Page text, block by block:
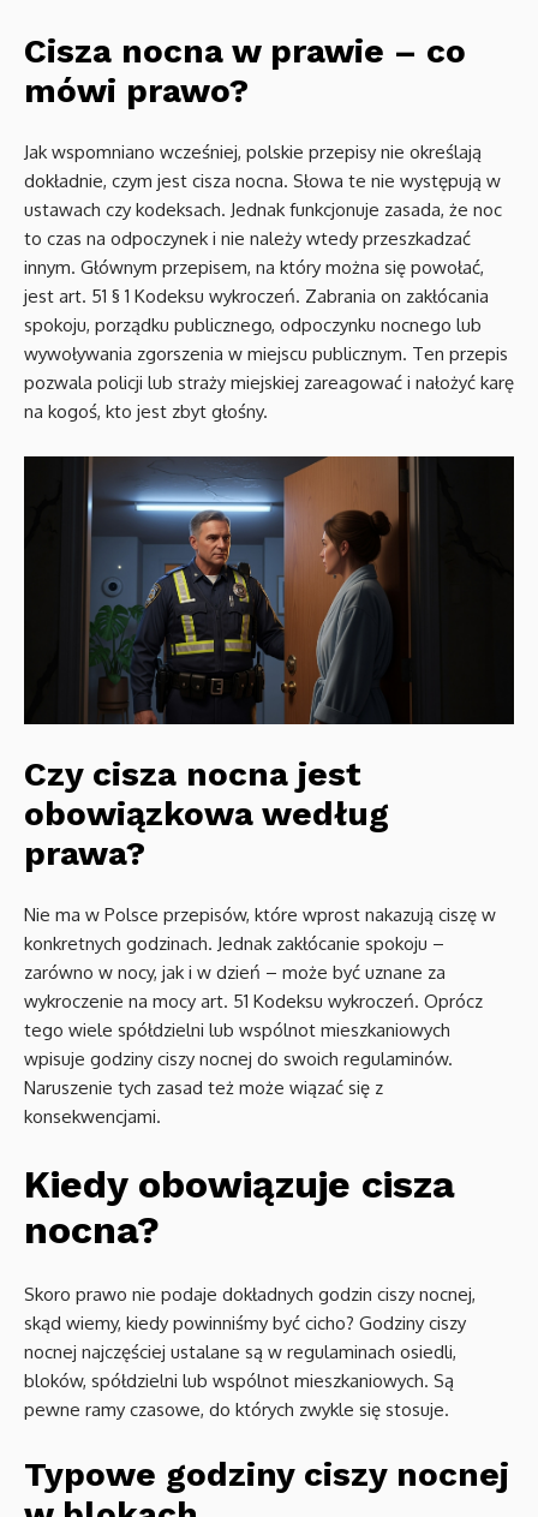
Cisza nocna w prawie – co
mówi prawo?
Jak wspomniano wcześniej, polskie przepisy nie określają
dokładnie, czym jest cisza nocna. Słowa te nie występują w
ustawach czy kodeksach. Jednak funkcjonuje zasada, że noc
to czas na odpoczynek i nie należy wtedy przeszkadzać
innym. Głównym przepisem, na który można się powołać,
jest art. 51 § 1 Kodeksu wykroczeń. Zabrania on zakłócania
spokoju, porządku publicznego, odpoczynku nocnego lub
wywoływania zgorszenia w miejscu publicznym. Ten przepis
pozwala policji lub straży miejskiej zareagować i nałożyć karę
na kogoś, kto jest zbyt głośny.
Czy cisza nocna jest
obowiązkowa według
prawa?
Nie ma w Polsce przepisów, które wprost nakazują ciszę w
konkretnych godzinach. Jednak zakłócanie spokoju –
zarówno w nocy, jak i w dzień – może być uznane za
wykroczenie na mocy art. 51 Kodeksu wykroczeń. Oprócz
tego wiele spółdzielni lub wspólnot mieszkaniowych
wpisuje godziny ciszy nocnej do swoich regulaminów.
Naruszenie tych zasad też może wiązać się z
konsekwencjami.
Kiedy obowiązuje cisza
nocna?
Skoro prawo nie podaje dokładnych godzin ciszy nocnej,
skąd wiemy, kiedy powinniśmy być cicho? Godziny ciszy
nocnej najczęściej ustalane są w regulaminach osiedli,
bloków, spółdzielni lub wspólnot mieszkaniowych. Są
pewne ramy czasowe, do których zwykle się stosuje.
Typowe godziny ciszy nocnej